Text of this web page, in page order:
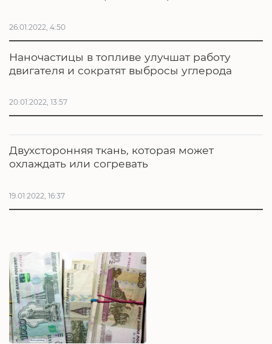
26.01.2022, 4:50
Наночастицы в топливе улучшат работу
двигателя и сократят выбросы углерода
20.01.2022, 13:57
Двухсторонняя ткань, которая может
охлаждать или согревать
19.01.2022, 16:37